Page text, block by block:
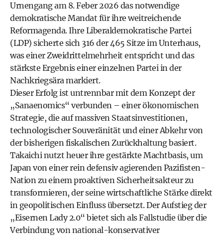
Urnengang am 8. Feber 2026 das notwendige
demokratische Mandat für ihre weitreichende
Reformagenda. Ihre Liberaldemokratische Partei
(LDP) sicherte sich 316 der 465 Sitze im Unterhaus,
was einer Zweidrittelmehrheit entspricht und das
stärkste Ergebnis einer einzelnen Partei in der
Nachkriegsära markiert.
Dieser Erfolg ist untrennbar mit dem Konzept der
„Sanaenomics“ verbunden – einer ökonomischen
Strategie, die auf massiven Staatsinvestitionen,
technologischer Souveränität und einer Abkehr von
der bisherigen fiskalischen Zurückhaltung basiert.
Takaichi nutzt heuer ihre gestärkte Machtbasis, um
Japan von einer rein defensiv agierenden Pazifisten-
Nation zu einem proaktiven Sicherheitsakteur zu
transformieren, der seine wirtschaftliche Stärke direkt
in geopolitischen Einfluss übersetzt. Der Aufstieg der
„Eisernen Lady 2.0“ bietet sich als Fallstudie über die
Verbindung von national-konservativer